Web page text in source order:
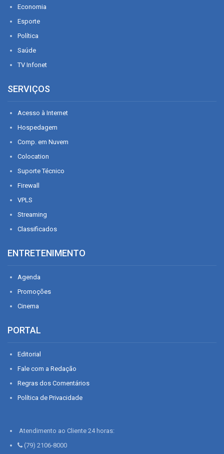
Economia
Esporte
Política
Saúde
TV Infonet
SERVIÇOS
Acesso à Internet
Hospedagem
Comp. em Nuvem
Colocation
Suporte Técnico
Firewall
VPLS
Streaming
Classificados
ENTRETENIMENTO
Agenda
Promoções
Cinema
PORTAL
Editorial
Fale com a Redação
Regras dos Comentários
Política de Privacidade
Atendimento ao Cliente 24 horas:
(79) 2106-8000